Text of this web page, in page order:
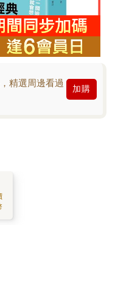
精選周邊看過
加購